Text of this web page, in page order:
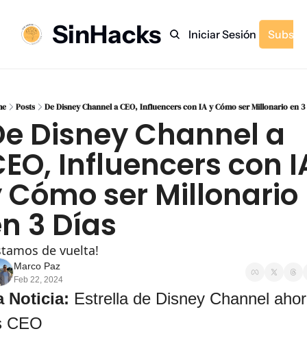
SinHacks
Inicio Archivo Etiquetas Recomendaciones
Iniciar Sesión
Posts De Disney Channel a CEO, Influencers con IA y Cómo ser Millonario en 3
Disney Channel a
Influencers con
Cómo ser Millonario
3 Días
de vuelta!
Marco Paz
Feb 22, 2024
Noticia: Estrella de Disney Channel
CEO